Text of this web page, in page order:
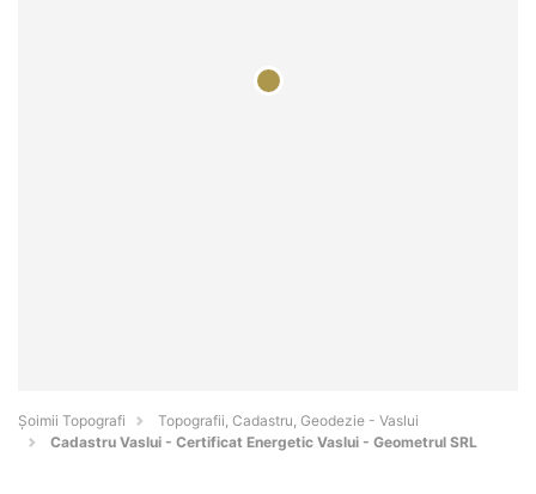
Șoimii Topografi
Topografii, Cadastru, Geodezie - Vaslui
Cadastru Vaslui - Certificat Energetic Vaslui - Geometrul SRL